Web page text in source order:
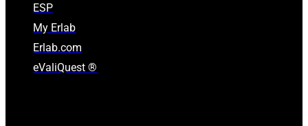
ESP
My Erlab
Erlab.com
eValiQuest ®